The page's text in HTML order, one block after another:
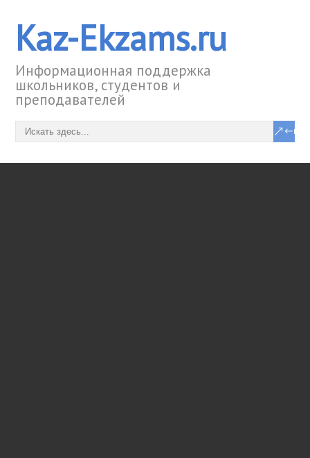
Kaz-Ekzams.ru
Информационная поддержка
школьников, студентов и
преподавателей